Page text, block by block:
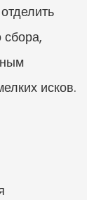
исков.